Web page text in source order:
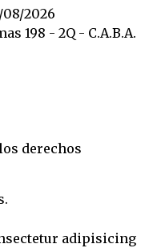
08/2026
198 - 2Q - C.A.B.A.
derechos
adipisicing